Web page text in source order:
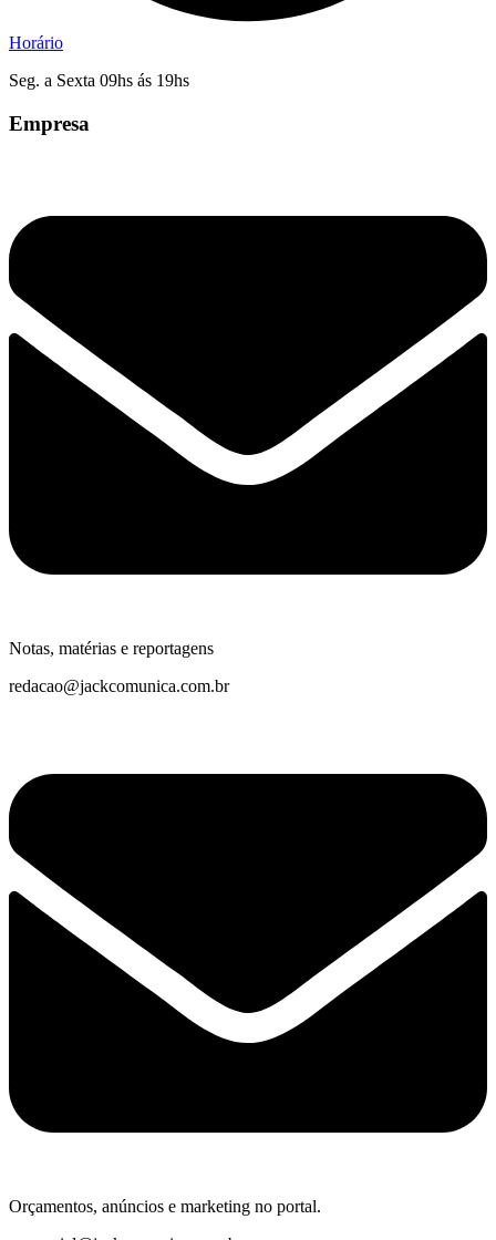
Horário
Seg. a Sexta 09hs ás 19hs
Empresa
Notas, matérias e reportagens
redacao@jackcomunica.com.br
Orçamentos, anúncios e marketing no portal.